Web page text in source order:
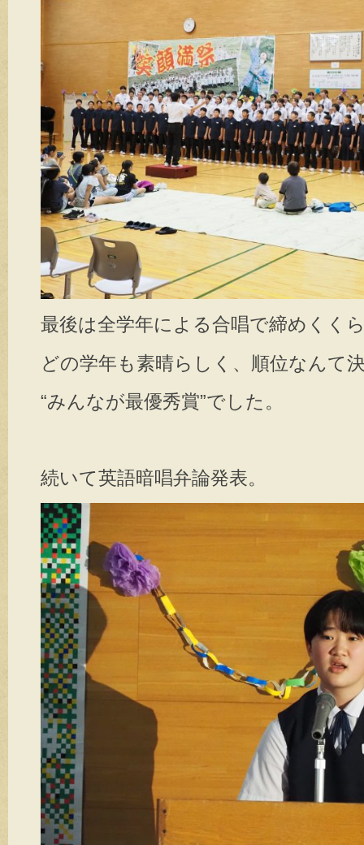
最後は全学年による合唱で締めくく
どの学年も素晴らしく、順位なんて
“みんなが最優秀賞”でした。
続いて英語暗唱弁論発表。